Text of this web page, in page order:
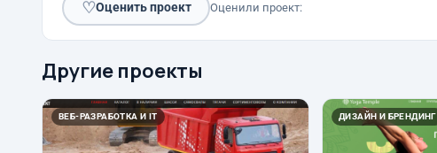
♡Оценить проект Оценили проект:
Другие проекты
ВЕБ-РАЗРАБОТКА И IT ДИЗАЙН И БРЕНДИНГ